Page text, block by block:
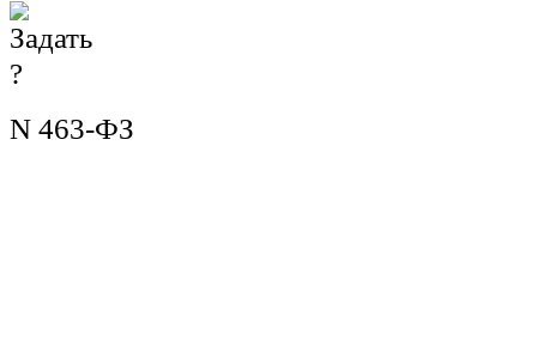
N 463-ФЗ